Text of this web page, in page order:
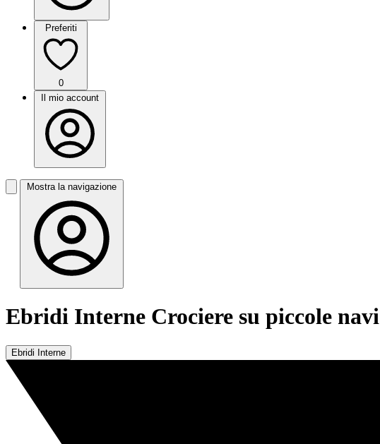
Preferiti
0
Il mio account
Mostra la navigazione
Ebridi Interne Crociere su piccole navi
Ebridi Interne